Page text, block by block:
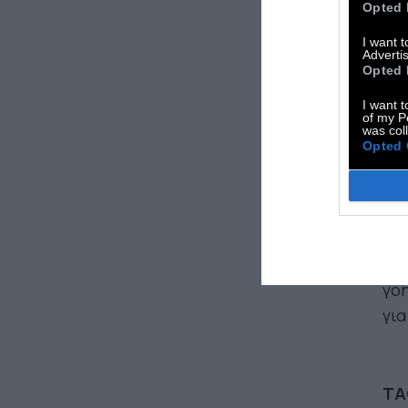
Opted
I want
Opted
I want
of my
was
Opted
να